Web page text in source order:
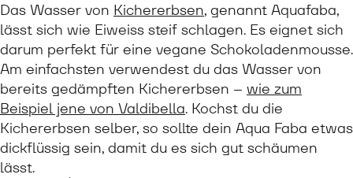
Das Wasser von Kichererbsen, genannt Aquafaba,
lässt sich wie Eiweiss steif schlagen. Es eignet sich
darum perfekt für eine vegane Schokoladenmousse.
Am einfachsten verwendest du das Wasser von
bereits gedämpften Kichererbsen – wie zum
Beispiel jene von Valdibella. Kochst du die
Kichererbsen selber, so sollte dein Aqua Faba etwas
dickflüssig sein, damit du es sich gut schäumen
lässt.